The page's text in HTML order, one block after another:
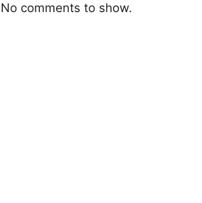
No comments to show.